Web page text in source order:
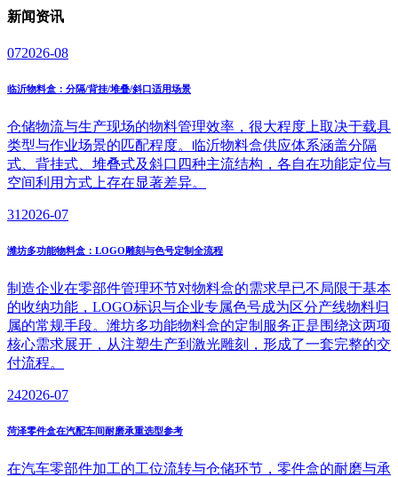
新闻资讯
072026-08
临沂物料盒：分隔/背挂/堆叠/斜口适用场景
仓储物流与生产现场的物料管理效率，很大程度上取决于载具
类型与作业场景的匹配程度。临沂物料盒供应体系涵盖分隔
式、背挂式、堆叠式及斜口四种主流结构，各自在功能定位与
空间利用方式上存在显著差异。
31 2026-07
潍坊多功能物料盒：LOGO雕刻与色号定制全流程
制造企业在零部件管理环节对物料盒的需求早已不局限于基本
的收纳功能，LOGO标识与企业专属色号成为区分产线物料归
属的常规手段。潍坊多功能物料盒的定制服务正是围绕这两项
核心需求展开，从注塑生产到激光雕刻，形成了一套完整的交
付流程。
242026-07
菏泽零件盒在汽配车间耐磨承重选型参考
在汽车零部件加工的工位流转与仓储环节，零件盒的耐磨与承